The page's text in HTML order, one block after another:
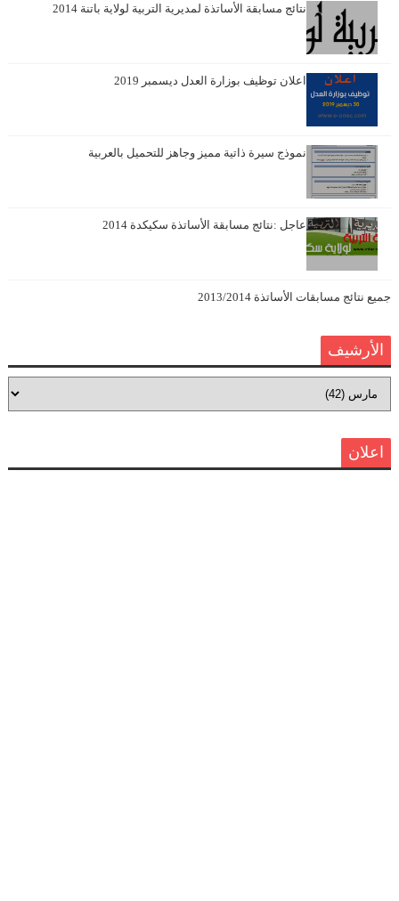
نتائج مسابقة الأساتذة لمديرية التربية لولاية باتنة 2014
اعلان توظيف بوزارة العدل ديسمبر 2019
نموذج سيرة ذاتية مميز وجاهز للتحميل بالعربية
عاجل :نتائج مسابقة الأساتذة سكيكدة 2014
جميع نتائج مسابقات الأساتذة 2013/2014
الأرشيف
اعلان